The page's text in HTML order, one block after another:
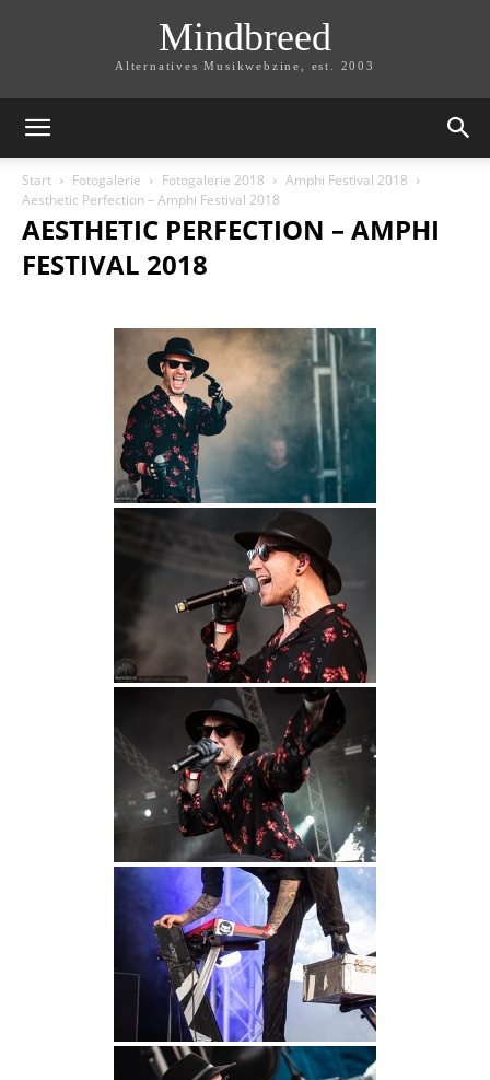
Mindbreed
Alternatives Musikwebzine, est. 2003
Start Fotogalerie Fotogalerie 2018
Amphi Festival 2018
Aesthetic Perfection – Amphi Festival 2018
AESTHETIC PERFECTION – AMPHI
FESTIVAL 2018